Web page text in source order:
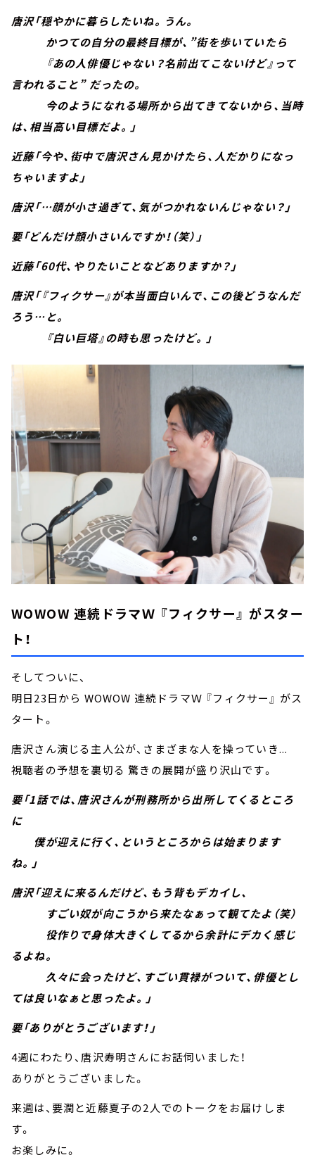
唐沢「穏やかに暮らしたいね。うん。
かつての自分の最終目標が、”街を歩いていたら
『あの人俳優じゃない？名前出てこないけど』って
言われること” だったの。
今のようになれる場所から出てきてないから、当時
は、相当高い目標だよ。」
近藤「今や、街中で唐沢さん見かけたら、人だかりになっ
ちゃいますよ」
唐沢「…顔が小さ過ぎて、気がつかれないんじゃない？」
要「どんだけ顔小さいんですか！（笑）」
近藤「60代、やりたいことなどありますか？」
唐沢「『フィクサー』が本当面白いんで、この後どうなんだ
ろう…と。
『白い巨塔』の時も思ったけど。」
WOWOW 連続ドラマＷ 『フィクサー』 がスター
ト！
そしてついに、
明日23日から WOWOW 連続ドラマＷ 『フィクサー』 がス
タート。
唐沢さん演じる主人公が、さまざまな人を操っていき...
視聴者の予想を裏切る 驚きの展開が盛り沢山です。
要「1話では、唐沢さんが刑務所から出所してくるところ
に
僕が迎えに行く、というところからは始まります
ね。」
唐沢「迎えに来るんだけど、もう背もデカイし、
すごい奴が向こうから来たなぁって観てたよ（笑）
役作りで身体大きくしてるから余計にデカく感じ
るよね。
久々に会ったけど、すごい貫禄がついて、俳優とし
ては良いなぁと思ったよ。」
要「ありがとうございます！」
4週にわたり、唐沢寿明さんにお話伺いました！
ありがとうございました。
来週は、要潤と近藤夏子の2人でのトークをお届けしま
す。
お楽しみに。